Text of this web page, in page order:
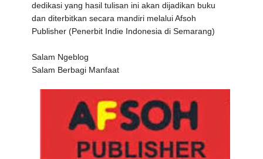
dedikasi yang hasil tulisan ini akan dijadikan buku
dan diterbitkan secara mandiri melalui Afsoh
Publisher (Penerbit Indie Indonesia di Semarang)
Salam Ngeblog
Salam Berbagi Manfaat